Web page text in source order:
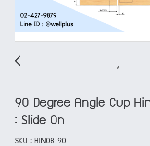
90 Degree Angle Cup
: Slide On
SKU : HIN08-90